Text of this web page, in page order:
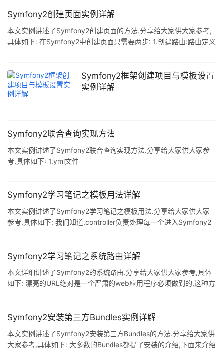
JSON数组,一个图片,一个重定向,一个404错误或者任何你想要的内
是一个controller最简单的例子,仅仅打印一个Hello w
Symfony2创建页面实例详解
本文实例讲述了Symfony2创建页面的方法.分享给大家供大家参考,
具体如下: 在Symfony2中创建页面只需要两步: 1.创建路由:路由定义
器:控制器是一个PHP函数,它接受传入的请求并将其转换成
Symfony2的Response对象. 我们喜欢这样简单的实现,因为它符合
Web的工作方式.每一个Web交互都是由HTTP请求开始,应用程序的
Symfony2框架创建项目与模板设置
实例详解
Symfony2联合查询实现方法
本文实例讲述了Symfony2联合查询实现方法.分享给大家供大家参
考,具体如下: 1.yml文件
inversedBy: Articles joinColumn: name: channel_id
Symfony2学习笔记之模板用法详解
本文实例讲述了Symfony2学习笔记之模板用法.分享给大家供大家
参考,具体如下: 我们知道,controller负责处理每一个进入Symfony2
HTML,CSS或者其他内容时,它把这些工作给了一个模板化引擎. 模
(HTML,XML,CSV,LaTex...).最著名的模板类型就是PHP模板了,可以
Symfony2学习笔记之系统路由详解
本文详细讲述了Symfony2的系统路由.分享给大家供大家参考,具体
如下: 漂亮的URL绝对是一个严肃的web应用程序必须做到的,这种方
改变一个页面的URL,比如从/blog 到 /new 怎么办? 有多少链接需要
很简单. Symfony2 route
Symfony2安装第三方Bundles实例详解
本文实例讲述了Symfony2安装第三方Bundles的方法.分享给大家供
大家参考,具体如下: 大多数的Bundles都提了安装的介绍,下面来介绍